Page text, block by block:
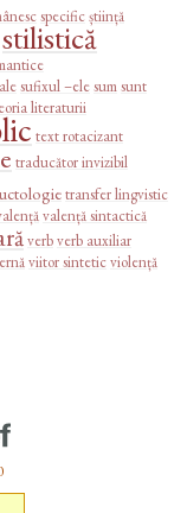
specificștiință
stilistică
sufixul –elesumsunt
literaturii
text rotacizant
traducător invizibil
transfer lingvistic
valență sintactică
verbverb auxiliar
viitor sinteticviolență